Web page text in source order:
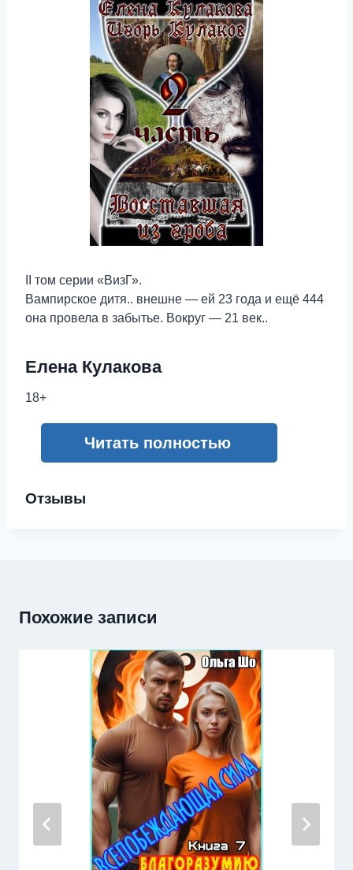
II том серии «ВизГ».
Вампирское дитя.. внешне — ей 23 года и ещё 444
она провела в забытье. Вокруг — 21 век..
Елена Кулакова
18+
Читать полностью
Отзывы
Похожие записи